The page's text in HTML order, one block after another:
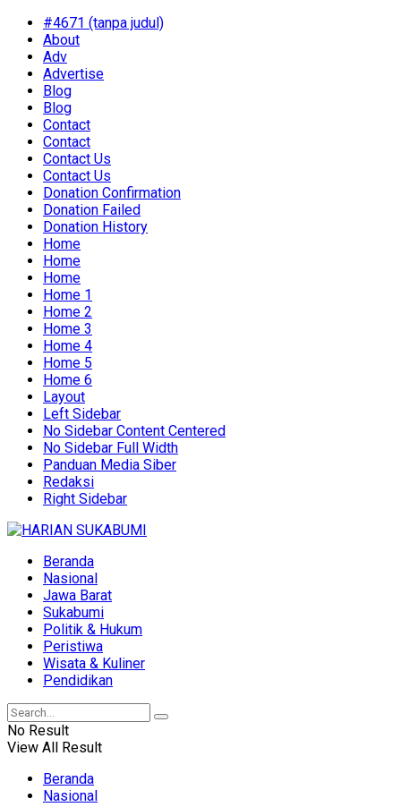
#4671 (tanpa judul)
About
Adv
Advertise
Blog
Blog
Contact
Contact
Contact Us
Contact Us
Donation Confirmation
Donation Failed
Donation History
Home
Home
Home
Home 1
Home 2
Home 3
Home 4
Home 5
Home 6
Layout
Left Sidebar
No Sidebar Content Centered
No Sidebar Full Width
Panduan Media Siber
Redaksi
Right Sidebar
Beranda
Nasional
Jawa Barat
Sukabumi
Politik & Hukum
Peristiwa
Wisata & Kuliner
Pendidikan
No Result
View All Result
Beranda
Nasional